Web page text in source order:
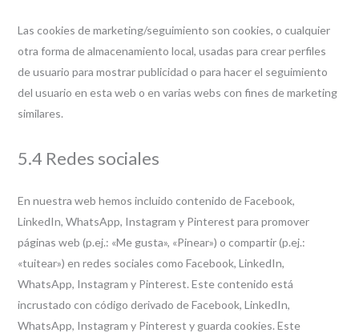
Las cookies de marketing/seguimiento son cookies, o cualquier
otra forma de almacenamiento local, usadas para crear perfiles
de usuario para mostrar publicidad o para hacer el seguimiento
del usuario en esta web o en varias webs con fines de marketing
similares.
5.4 Redes sociales
En nuestra web hemos incluido contenido de Facebook,
LinkedIn, WhatsApp, Instagram y Pinterest para promover
páginas web (p.ej.: «Me gusta», «Pinear») o compartir (p.ej.:
«tuitear») en redes sociales como Facebook, LinkedIn,
WhatsApp, Instagram y Pinterest. Este contenido está
incrustado con código derivado de Facebook, LinkedIn,
WhatsApp, Instagram y Pinterest y guarda cookies. Este